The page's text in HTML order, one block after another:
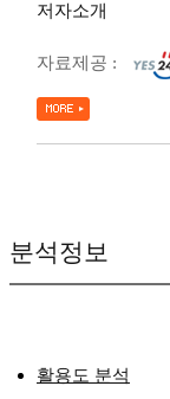
저자소개
자료제공 :
분석정보
활용도 분석